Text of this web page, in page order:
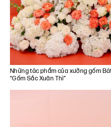
Những tác phẩm của xưởng gốm
“Gốm Sắc Xuân Thì”